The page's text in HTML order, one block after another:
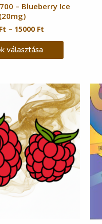
– Blueberry Ice
(20mg)
Ft – 15000 Ft
választása